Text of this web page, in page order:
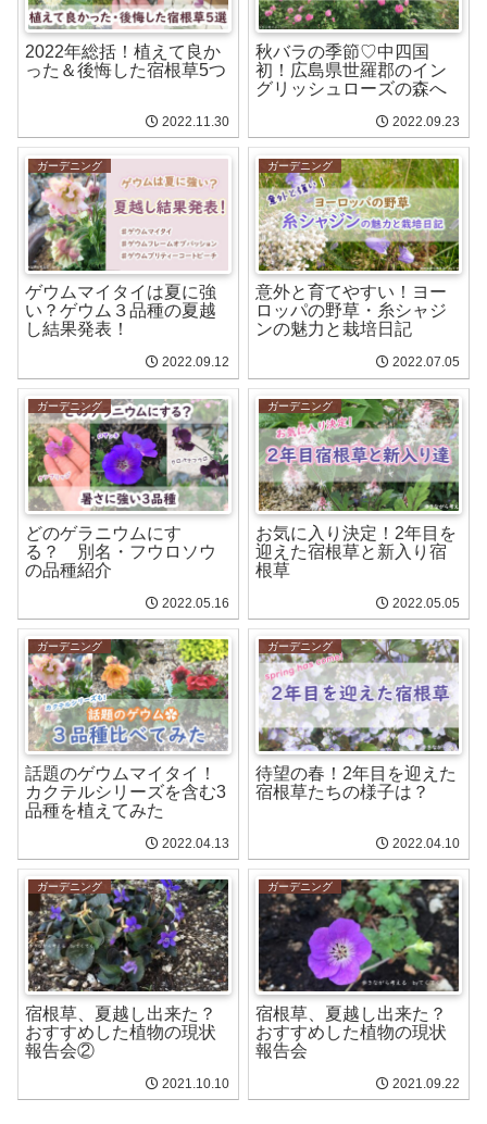
2022年総括！植えて良か
った＆後悔した宿根草5つ
2022.11.30
秋バラの季節♡中四国
初！広島県世羅郡のイン
グリッシュローズの森へ
2022.09.23
ガーデニング
ゲウムマイタイは夏に強
い？ゲウム３品種の夏越
し結果発表！
2022.09.12
ガーデニング
意外と育てやすい！ヨー
ロッパの野草・糸シャジ
ンの魅力と栽培日記
2022.07.05
ガーデニング
どのゲラニウムにす
る？ 別名・フウロソウ
の品種紹介
2022.05.16
ガーデニング
お気に入り決定！2年目を
迎えた宿根草と新入り宿
根草
2022.05.05
ガーデニング
話題のゲウムマイタイ！
カクテルシリーズを含む3
品種を植えてみた
2022.04.13
ガーデニング
待望の春！2年目を迎えた
宿根草たちの様子は？
2022.04.10
ガーデニング
宿根草、夏越し出来た？
おすすめした植物の現状
報告会②
2021.10.10
ガーデニング
宿根草、夏越し出来た？
おすすめした植物の現状
報告会
2021.09.22